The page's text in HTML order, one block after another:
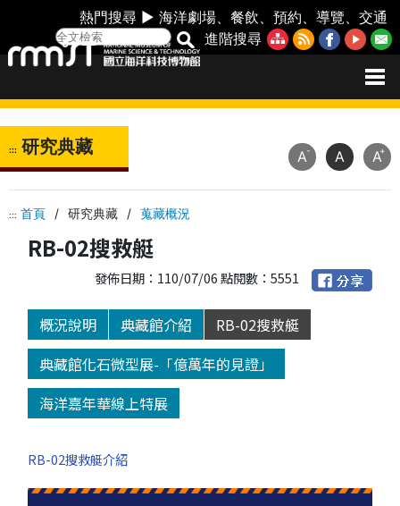
熱門搜尋 ►海洋劇場 、餐飲 、預約 、導覽 、交通
進階搜尋
::: 研究典藏
::: 首頁 / 研究典藏 / 蒐藏概況
A- A A+
RB-02搜救艇
發佈日期：110/07/06 點閱數：5551
概況說明 典藏館介紹
RB-02搜救艇
典藏館化石微型展-「億萬年的見證」
海洋嘉年華線上特展
RB-02搜救艇介紹